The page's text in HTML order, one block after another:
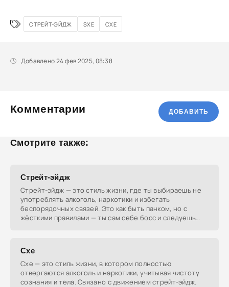
СТРЕЙТ-ЭЙДЖ SXE СХЕ
Добавлено 24 фев 2025, 08:38
Комментарии ДОБАВИТЬ
Смотрите также:
Стрейт-эйдж
Стрейт-эйдж — это стиль жизни, где ты выбираешь не
употреблять алкоголь, наркотики и избегать
беспорядочных связей. Это как быть панком, но с
жёсткими правилами — ты сам себе босс и следуешь
Схе
Схе — это стиль жизни, в котором полностью
отвергаются алкоголь и наркотики, учитывая чистоту
сознания и тела. Связано с движением стрейт-эйдж.